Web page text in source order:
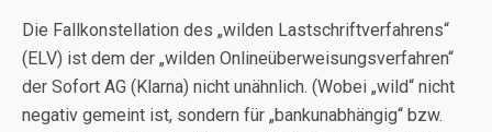
Die Fallkonstellation des „wilden Lastschriftverfahrens“
(ELV) ist dem der „wilden Onlineüberweisungsverfahren“
der Sofort AG (Klarna) nicht unähnlich. (Wobei „wild“ nicht
negativ gemeint ist, sondern für „bankunabhängig“ bzw.